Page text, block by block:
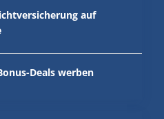
auf
Deals werben